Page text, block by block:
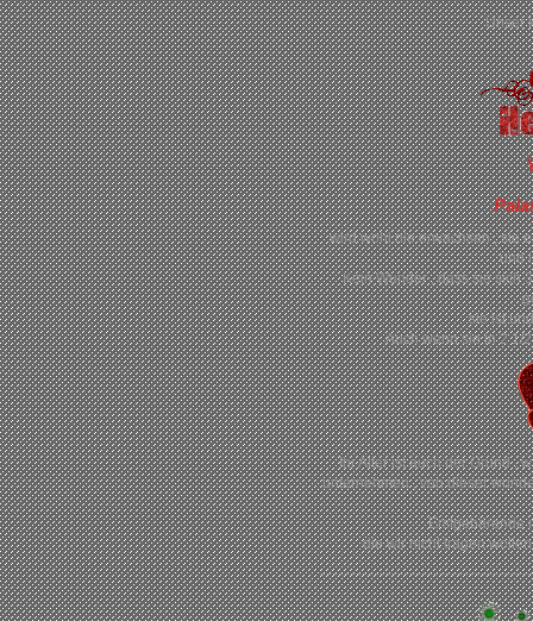
Unser
wird wohl nie erwachsen , sie
und
Kein Wunder , dass sie sich
sie ist
Auch wenn sie in 2 1/
Ihr Alter ist auch der Grund ,
unternehmen , von dieser
Erstgebärende
die wir nicht tragen